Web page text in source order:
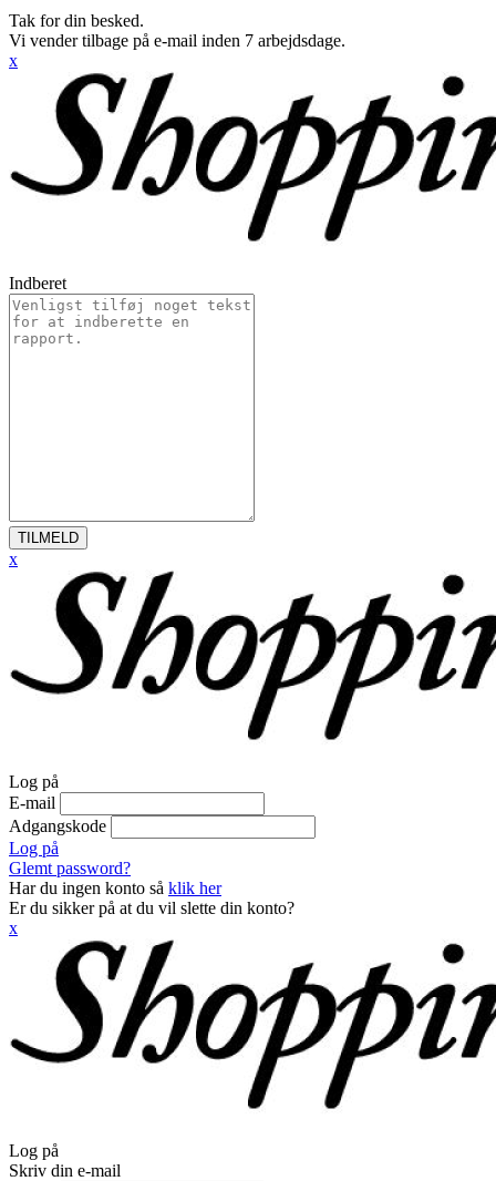
Tak for din besked.
Vi vender tilbage på e-mail inden 7 arbejdsdage.
x
Indberet
TILMELD
x
Log på
E-mail
Adgangskode
Log på
Glemt password?
Har du ingen konto så klik her
Er du sikker på at du vil slette din konto?
x
Log på
Skriv din e-mail